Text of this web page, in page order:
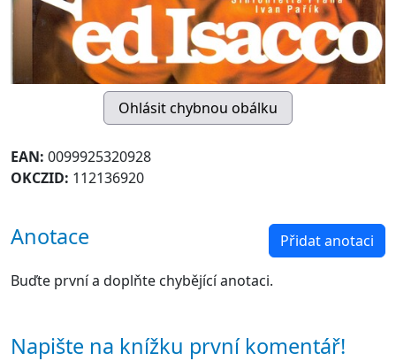
EAN: 0099925320928
OKCZID: 112136920
Anotace Přidat anotaci
Buďte první a doplňte chybějící anotaci.
Napište na knížku první komentář!